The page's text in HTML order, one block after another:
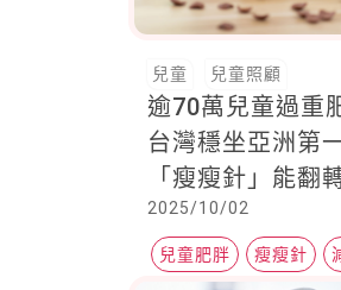
兒童 兒童照顧
逾70萬兒童過重
台灣穩坐亞洲第
「瘦瘦針」能翻
嗎？
2025/10/02
兒童肥胖 瘦瘦針